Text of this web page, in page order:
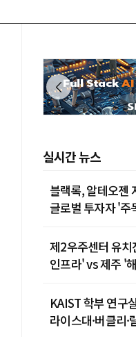
실시간 뉴스
블랙록, 알테오
글로벌 투자자 '주
제2우주센터 유
인프라' vs 제주 '
KAIST 학부 연구
라이스대·버클리·